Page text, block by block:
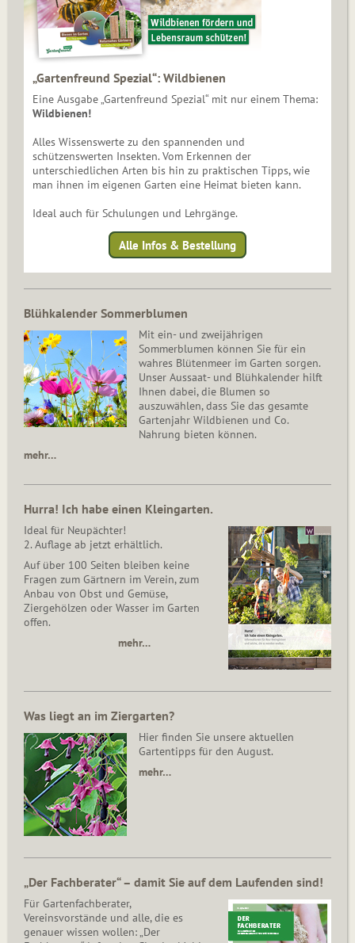
„Gartenfreund Spezial“: Wildbienen
Eine Ausgabe „Gartenfreund Spezial“ mit nur einem Thema:
Wildbienen!
Alles Wissenswerte zu den spannenden und
schützenswerten Insekten. Vom Erkennen der
unterschiedlichen Arten bis hin zu praktischen Tipps, wie
man ihnen im eigenen Garten eine Heimat bieten kann.
Ideal auch für Schulungen und Lehrgänge.
Alle Infos & Bestellung
Blühkalender Sommerblumen
Mit ein- und zweijährigen
Sommerblumen können Sie für ein
wahres Blütenmeer im Garten sorgen.
Unser Aussaat- und Blühkalender hilft
Ihnen dabei, die Blumen so
auszuwählen, dass Sie das gesamte
Gartenjahr Wildbienen und Co.
Nahrung bieten können.
mehr…
Hurra! Ich habe einen Kleingarten.
Ideal für Neupächter!
2. Auflage ab jetzt erhältlich.
Auf über 100 Seiten bleiben keine
Fragen zum Gärtnern im Verein, zum
Anbau von Obst und Gemüse,
Ziergehölzen oder Wasser im Garten
offen.
mehr…
Was liegt an im Ziergarten?
Hier finden Sie unsere aktuellen
Gartentipps für den August.
mehr…
„Der Fachberater“ – damit Sie auf dem Laufenden sind!
Für Gartenfachberater,
Vereinsvorstände und alle, die es
genauer wissen wollen: „Der